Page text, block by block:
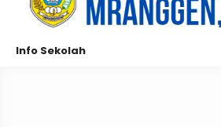
Info Sekolah